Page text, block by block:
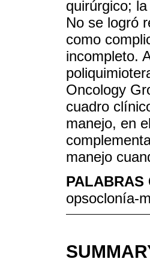
quirúrgico;
No se logró
como
incompleto.
Oncology
cuadro
manejo, en
manejo
PALABRAS
opsoclonía-